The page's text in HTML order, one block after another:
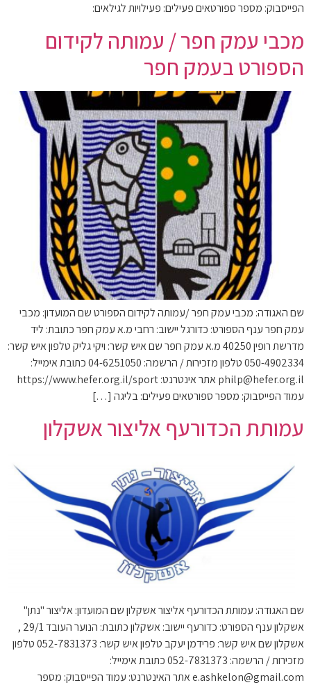
הפייסבוק: מספר ספורטאים פעילים: פעילויות לגילאים:
מכבי עמק חפר / עמותה לקידום
הספורט בעמק חפר
שם האגודה: מכבי עמק חפר /עמותה לקידום הספורט שם המועדון: מכבי
עמק חפר ענף הספורט: כדורגל יישוב: רחבי מ.א עמק חפר כתובת: ליד
מדרשת רופין 40250 מ.א עמק חפר שם איש קשר: ויקי גליק טלפון איש קשר:
050-4902334 טלפון מזכירות / הרשמה: 04-6251050 כתובת אימייל:
philp@hefer.org.il אתר אינטרנט: https://www.hefer.org.il/sport
עמוד הפייסבוק: מספר ספורטאים פעילים: בליגה […]
עמותת הכדורעף אליצור אשקלון
שם האגודה: עמותת הכדורעף אליצור אשקלון שם המועדון: אליצור "נתן"
אשקלון ענף הספורט: כדורעף יישוב: אשקלון כתובת: הנוער העובד 29/1 ,
אשקלון שם איש קשר: פרידמן יעקב טלפון איש קשר: 052-7831373 טלפון
מזכירות / הרשמה: 052-7831373 כתובת אימייל:
e.ashkelon@gmail.com אתר האינטרנט: עמוד הפייסבוק: מספר